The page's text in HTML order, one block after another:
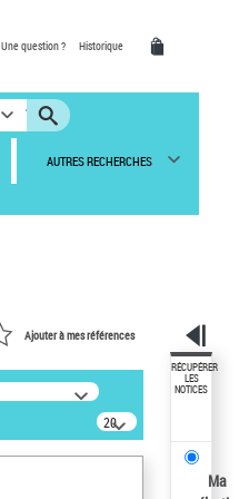
Une question ? Historique
AUTRES RECHERCHES
Ajouter à mes références
20
résultats/page
RÉCUPÉRER
LES
NOTICES
Ma